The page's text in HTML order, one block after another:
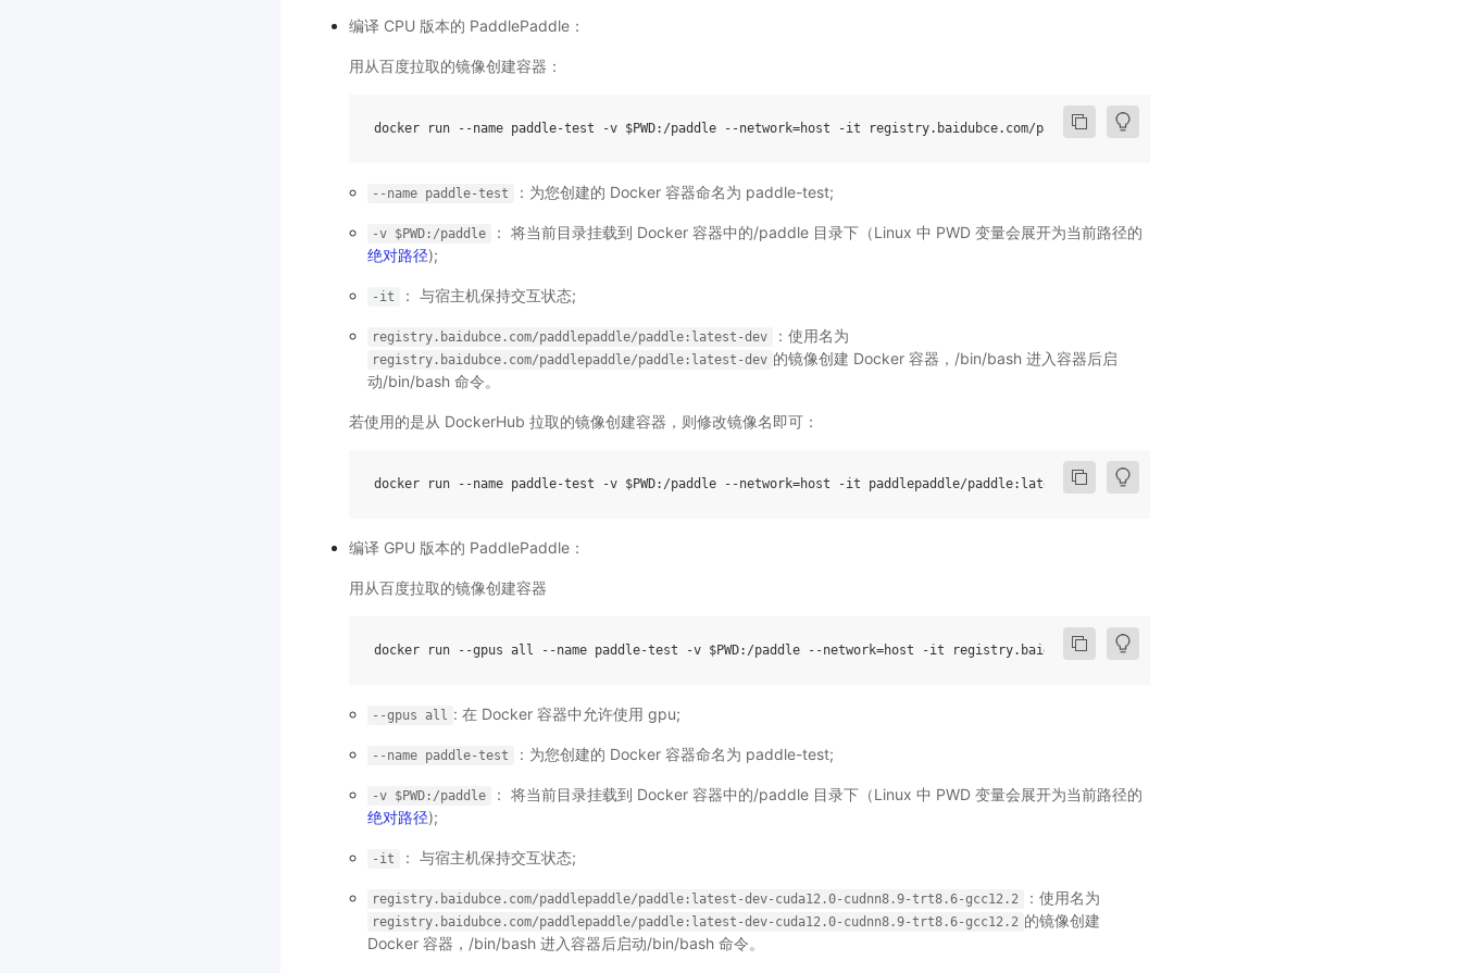
编译 CPU 版本的 PaddlePaddle：
用从百度拉取的镜像创建容器：
--name paddle-test ：为您创建的 Docker 容器命名为 paddle-test;
-v $PWD:/paddle
： 将当前目录挂载到 Docker 容器中的/paddle 目录下（Linux 中 PWD 变量会展开为当前路径的
绝对路径);
-it ： 与宿主机保持交互状态;
registry.baidubce.com/paddlepaddle/paddle:latest-dev ：使用名为
registry.baidubce.com/paddlepaddle/paddle:latest-dev 的镜像创建 Docker 容器，/bin/bash 进入容器后启
动/bin/bash 命令。
若使用的是从 DockerHub 拉取的镜像创建容器，则修改镜像名即可：
编译 GPU 版本的 PaddlePaddle：
用从百度拉取的镜像创建容器
--gpus all : 在 Docker 容器中允许使用 gpu;
--name paddle-test ：为您创建的 Docker 容器命名为 paddle-test;
-v $PWD:/paddle
： 将当前目录挂载到 Docker 容器中的/paddle 目录下（Linux 中 PWD 变量会展开为当前路径的
绝对路径);
-it ： 与宿主机保持交互状态;
registry.baidubce.com/paddlepaddle/paddle:latest-dev-cuda12.0-cudnn8.9-trt8.6-gcc12.2 ：使用名为
registry.baidubce.com/paddlepaddle/paddle:latest-dev-cuda12.0-cudnn8.9-trt8.6-gcc12.2 的镜像创建
Docker 容器，/bin/bash 进入容器后启动/bin/bash 命令。